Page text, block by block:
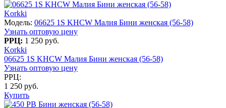
Korkki
Модель: 06625 1S KHСW Малия Бини женская (56-58)
Узнать оптовую цену
РРЦ: 1 250 руб.
Korkki
06625 1S KHСW Малия Бини женская (56-58)
Узнать оптовую цену
РРЦ:
1 250 руб.
Купить